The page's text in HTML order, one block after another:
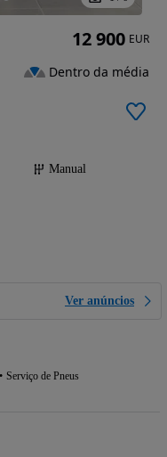
Manual
Ver anúncios
Serviço de Pneus
12 900 EUR
Dentro da média